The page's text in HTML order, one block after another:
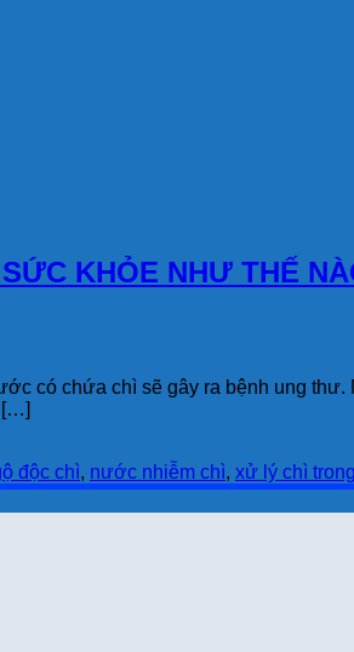
KHỎE NHƯ THẾ
có chứa chì sẽ gây ra bệnh ung
[…]
độc chì, nước nhiễm chì, xử lý chì